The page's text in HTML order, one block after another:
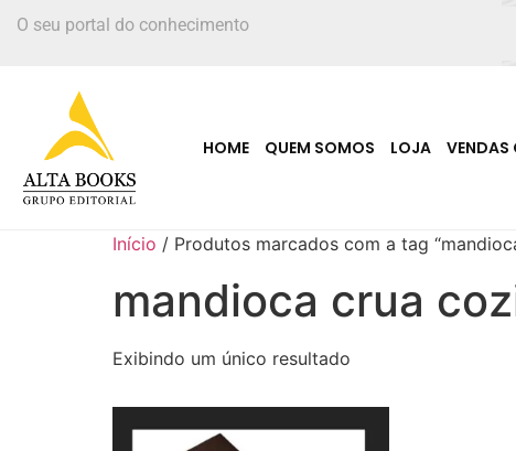
O seu portal do conhecimento
HOME QUEM SOMOS LOJA VENDAS
Início / Produtos marcados com a tag
mandioca crua
Exibindo um único resultado